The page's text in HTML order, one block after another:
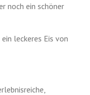
noch ein schöner
leckeres Eis von